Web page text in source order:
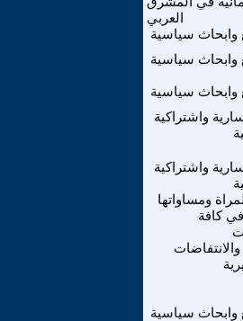
العربي
وابحاث سياسية
وابحاث سياسية
وابحاث سياسية
واشتراكية
واشتراكية
ومساواتها
في كافة
وابحاث سياسية